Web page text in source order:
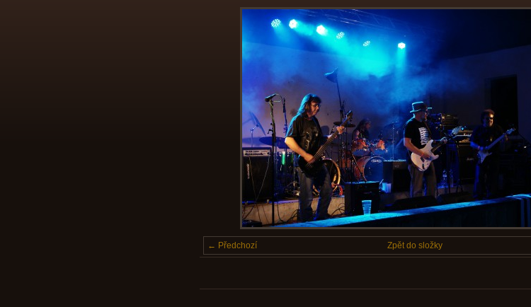
← Předchozí Zpět do složky